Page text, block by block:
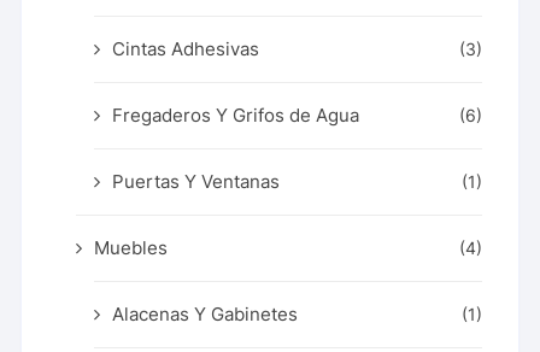
Cintas Adhesivas (3)
Fregaderos Y Grifos de Agua (6)
Puertas Y Ventanas (1)
Muebles (4)
Alacenas Y Gabinetes (1)